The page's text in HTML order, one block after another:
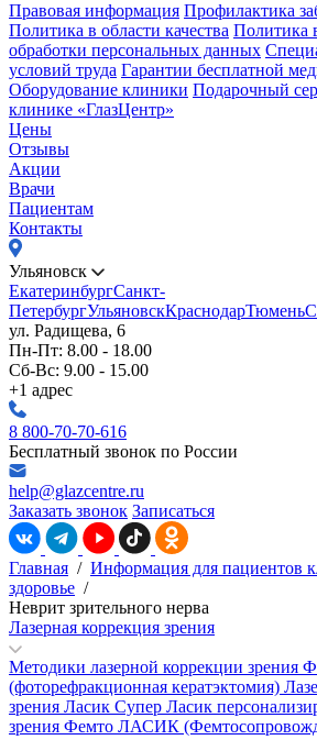
Правовая информация Профилактика
Политика в области качества Политика
обработки персональных данных
условий труда Гарантии бесплатной
Оборудование клиники Подарочный
клинике «ГлазЦентр»
Цены
Отзывы
Акции
Врачи
Пациентам
Контакты
Ульяновск
ЕкатеринбургСанкт-
ПетербургУльяновскКраснодарТюмень
ул. Радищева, 6
Пн-Пт: 8.00 - 18.00
Сб-Вс: 9.00 - 15.00
+1 адрес
8 800-70-70-616
Бесплатный звонок по России
help@glazcentre.ru
Заказать звонок Записаться
Главная / Информация для пациентов
здоровье /
Неврит зрительного нерва
Лазерная коррекция зрения
Методики лазерной коррекции зрения
(фоторефракционная кератэктомия)
зрения Ласик Супер Ласик
зрения Фемто ЛАСИК